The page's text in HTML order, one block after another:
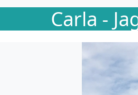
Carla -